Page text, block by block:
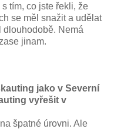
tím, co jste řekli, že
se měl snažit a udělat
dlouhodobě. Nemá
jinam.
jako v Severní
vyřešit v
špatné úrovni. Ale